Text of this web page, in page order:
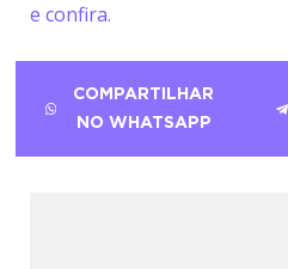
e confira.
COMPARTILHAR
NO WHATSAPP